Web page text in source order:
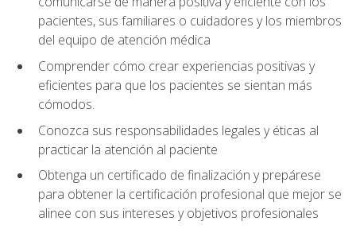
pacientes, sus familiares o cuidadores y los miembros
del equipo de atención médica
Comprender cómo crear experiencias positivas y
eficientes para que los pacientes se sientan más
cómodos.
Conozca sus responsabilidades legales y éticas al
practicar la atención al paciente
Obtenga un certificado de finalización y prepárese
para obtener la certificación profesional que mejor se
alinee con sus intereses y objetivos profesionales